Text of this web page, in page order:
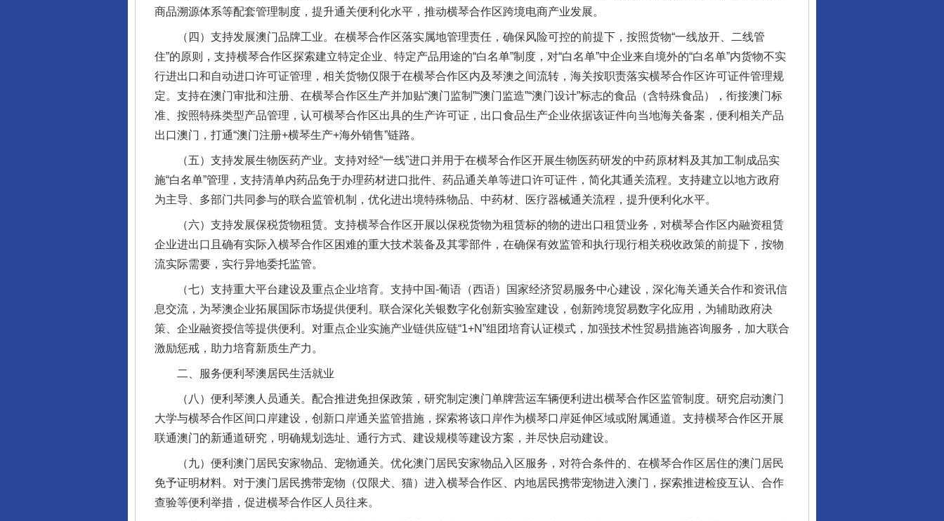
商品溯源体系等配套管理制度，提升通关便利化水平，推动横琴合作区跨境电商产业发展。
（四）支持发展澳门品牌工业。在横琴合作区落实属地管理责任，确保风险可控的前提下，按照货物“一线放开、二线管
住”的原则，支持横琴合作区探索建立特定企业、特定产品用途的“白名单”制度，对“白名单”中企业来自境外的“白名单”内货物不实
行进出口和自动进口许可证管理，相关货物仅限于在横琴合作区内及琴澳之间流转，海关按职责落实横琴合作区许可证件管理规
定。支持在澳门审批和注册、在横琴合作区生产并加贴“澳门监制”“澳门监造”“澳门设计”标志的食品（含特殊食品），衔接澳门标
准、按照特殊类型产品管理，认可横琴合作区出具的生产许可证，出口食品生产企业依据该证件向当地海关备案，便利相关产品
出口澳门，打通“澳门注册+横琴生产+海外销售”链路。
（五）支持发展生物医药产业。支持对经“一线”进口并用于在横琴合作区开展生物医药研发的中药原材料及其加工制成品实
施“白名单”管理，支持清单内药品免于办理药材进口批件、药品通关单等进口许可证件，简化其通关流程。支持建立以地方政府
为主导、多部门共同参与的联合监管机制，优化进出境特殊物品、中药材、医疗器械通关流程，提升便利化水平。
（六）支持发展保税货物租赁。支持横琴合作区开展以保税货物为租赁标的物的进出口租赁业务，对横琴合作区内融资租赁
企业进出口且确有实际入横琴合作区困难的重大技术装备及其零部件，在确保有效监管和执行现行相关税收政策的前提下，按物
流实际需要，实行异地委托监管。
（七）支持重大平台建设及重点企业培育。支持中国-葡语（西语）国家经济贸易服务中心建设，深化海关通关合作和资讯信
息交流，为琴澳企业拓展国际市场提供便利。联合深化关银数字化创新实验室建设，创新跨境贸易数字化应用，为辅助政府决
策、企业融资授信等提供便利。对重点企业实施产业链供应链“1+N”组团培育认证模式，加强技术性贸易措施咨询服务，加大联合
激励惩戒，助力培育新质生产力。
二、服务便利琴澳居民生活就业
（八）便利琴澳人员通关。配合推进免担保政策，研究制定澳门单牌营运车辆便利进出横琴合作区监管制度。研究启动澳门
大学与横琴合作区间口岸建设，创新口岸通关监管措施，探索将该口岸作为横琴口岸延伸区域或附属通道。支持横琴合作区开展
联通澳门的新通道研究，明确规划选址、通行方式、建设规模等建设方案，并尽快启动建设。
（九）便利澳门居民安家物品、宠物通关。优化澳门居民安家物品入区服务，对符合条件的、在横琴合作区居住的澳门居民
免予证明材料。对于澳门居民携带宠物（仅限犬、猫）进入横琴合作区、内地居民携带宠物进入澳门，探索推进检疫互认、合作
查验等便利举措，促进横琴合作区人员往来。